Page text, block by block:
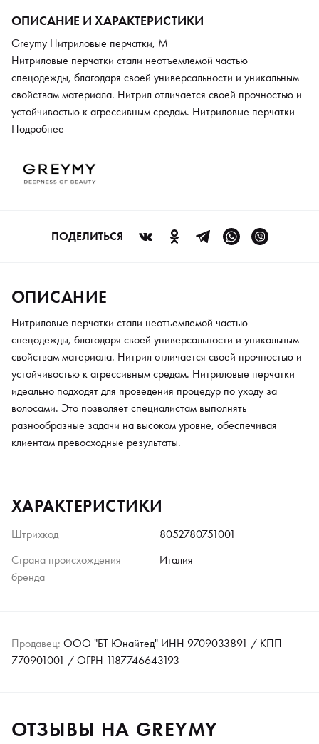
ОПИСАНИЕ И ХАРАКТЕРИСТИКИ
Greymy Нитриловые перчатки, M
Нитриловые перчатки стали неотъемлемой частью
спецодежды, благодаря своей универсальности и уникальным
свойствам материала. Нитрил отличается своей прочностью и
устойчивостью к агрессивным средам. Нитриловые перчатки
идеально подходят для проведения процедур по уходу за
разнообразные задачи на высоком уровне, обеспечивая
клиентам превосходные результаты.
Подробнее
ПОДЕЛИТЬСЯ
ОПИСАНИЕ
Нитриловые перчатки стали неотъемлемой частью
спецодежды, благодаря своей универсальности и уникальным
свойствам материала. Нитрил отличается своей прочностью и
устойчивостью к агрессивным средам. Нитриловые перчатки
идеально подходят для проведения процедур по уходу за
волосами. Это позволяет специалистам выполнять
разнообразные задачи на высоком уровне, обеспечивая
клиентам превосходные результаты.
ХАРАКТЕРИСТИКИ
Штрихкод
8052780751001
Страна происхождения
бренда
Италия
Продавец: ООО "БТ Юнайтед" ИНН 9709033891 / КПП
770901001 / ОГРН 1187746643193
ОТЗЫВЫ НА GREYMY